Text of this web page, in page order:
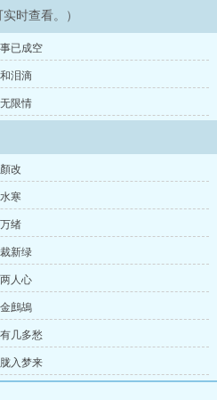
时查看。）
已成空
泪滴
限情
改
寒
绪
新绿
人心
鷓鴣
几多愁
入梦来